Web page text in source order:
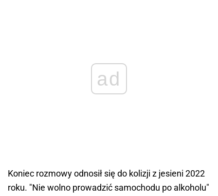
ad
Koniec rozmowy odnosił się do kolizji z jesieni 2022
roku. "Nie wolno prowadzić samochodu po alkoholu"